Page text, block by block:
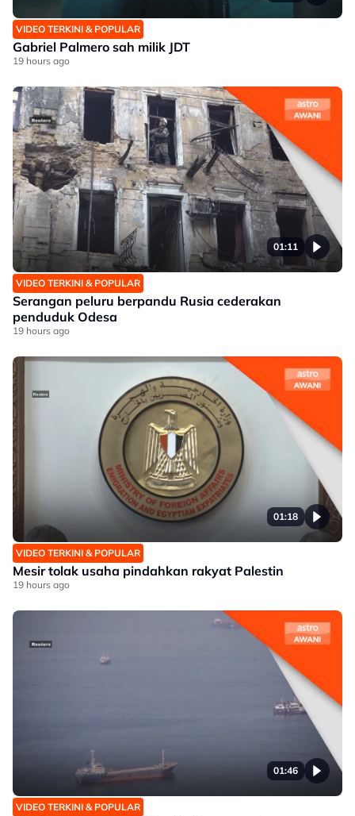
VIDEO TERKINI & POPULAR
Gabriel Palmero sah milik JDT
19 hours ago
01:11
VIDEO TERKINI & POPULAR
Serangan peluru berpandu Rusia cederakan
penduduk Odesa
19 hours ago
01:18
VIDEO TERKINI & POPULAR
Mesir tolak usaha pindahkan rakyat Palestin
19 hours ago
01:46
VIDEO TERKINI & POPULAR